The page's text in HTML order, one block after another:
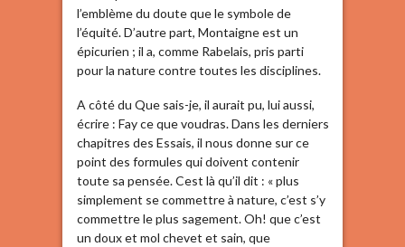
l’emblème du doute que le symbole de
l’équité. D’autre part, Montaigne est un
épicurien ; il a, comme Rabelais, pris parti
pour la nature contre toutes les disciplines.
A côté du Que sais-je, il aurait pu, lui aussi,
écrire : Fay ce que voudras. Dans les derniers
chapitres des Essais, il nous donne sur ce
point des formules qui doivent contenir
toute sa pensée. Cest là qu’il dit : « plus
simplement se commettre à nature, c’est s’y
commettre le plus sagement. Oh! que c’est
un doux et mol chevet et sain, que